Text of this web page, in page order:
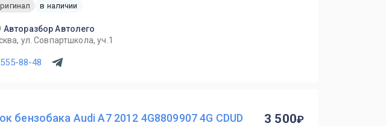
в наличии
Авторазбор Автолего
ул. Совпартшкола, уч.1
88-48
бензобака Audi A7 2012 4G8809907 4G CDUD 3 500